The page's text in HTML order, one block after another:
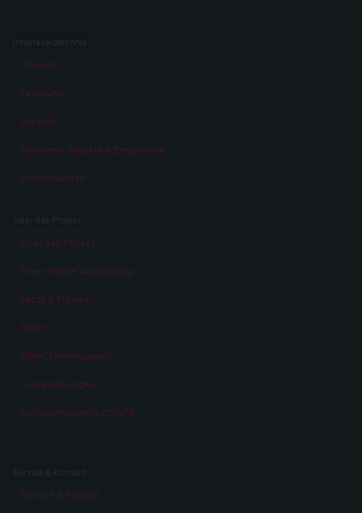
Themen
Zeiträume
Aspekte
Personen, Objekte & Ereignissse
Entwicklungen
Über das Projekt
Eine virtuelle Ausstellung
Facts & Figures
Team
Über „Erinnerungen“
Auszeichnungen
Schulwettbewerb 2014/15
Service & Kontakt